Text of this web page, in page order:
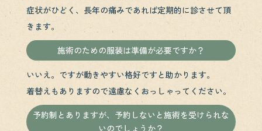
症状がひどく、長年の痛みであれば定期的に診させて頂
きます。
施術のための服装は準備が必要ですか？
いいえ。ですが動きやすい格好ですと助かります。
着替えもありますので遠慮なくおっしゃってください。
予約制とありますが、予約しないと施術を受けられな
いのでしょうか？